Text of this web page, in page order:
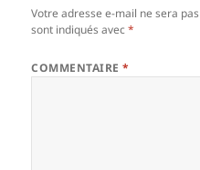
Votre adresse e-mail ne sera
sont indiqués avec*
COMMENTAIRE*